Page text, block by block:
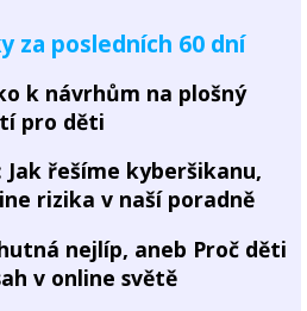
za posledních 60 dní
k návrhům na plošný
pro děti
Jak řešíme kyberšikanu,
rizika v naší poradně
nejlíp, aneb Proč děti
v online světě